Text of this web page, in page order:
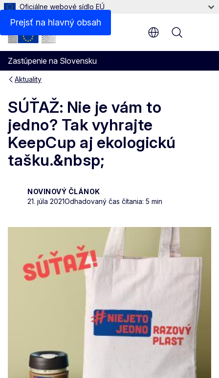
Prejsť na hlavný obsah
Oficiálne webové sídlo EÚ
Zastúpenie na Slovensku
Menu
Aktuality
SÚŤAŽ: Nie je vám to
jedno? Tak vyhrajte
KeepCup aj ekologickú
tašku.&nbsp;
NOVINOVÝ ČLÁNOK
21. júla 2021Odhadovaný čas čítania: 5 min